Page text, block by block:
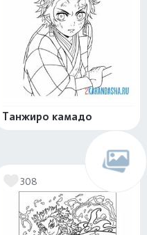
Танжиро камадо
308